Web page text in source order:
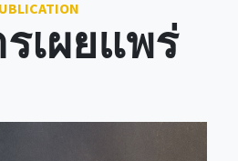
เผยแพร่